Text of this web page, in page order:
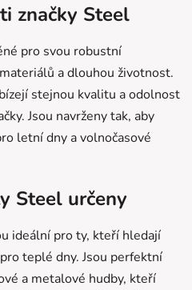
á
d
a
c
í
p
r
v
p
i
s
značky Steel
pro svou robustní
a dlouhou životnost.
stejnou kvalitu a odolnost
Jsou navrženy tak, aby
letní dny a volnočasové
Steel určeny
ideální pro ty, kteří hledají
teplé dny. Jsou perfektní
a metalové hudby, kteří